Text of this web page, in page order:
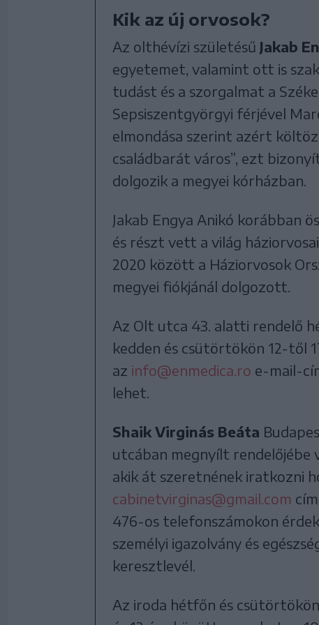
Kik az új orvosok?
Az olthévízi születésű Jakab
egyetemet, valamint ott is
tudást és a szorgalmat a
Sepsiszentgyörgyi férjével
elmondása szerint azért
családbarát város”, ezt
dolgozik a megyei kórházban.
Jakab Engya Anikó korábban
és részt vett a világ
2020 között a Háziorvosok
megyei fiókjánál dolgozott.
Az Olt utca 43. alatti rendelő
kedden és csütörtökön 12-től
az info@enmedica.ro e-mail-
lehet.
Shaik Virginás Beáta
utcában megnyílt rendelőjébe
akik át szeretnének iratkozni
cabinetvirginas@gmail.com
476-os telefonszámokon
személyi igazolvány és
keresztlevél.
Az iroda hétfőn és